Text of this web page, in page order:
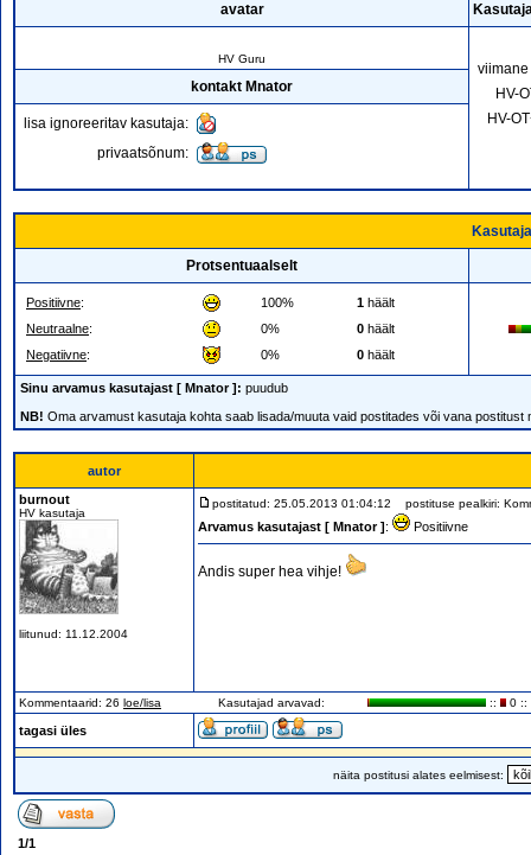
avatar
HV Guru
HV-
HV-
kontakt Mnator
lisa ignoreeritav kasutaja:
privaatsõnum:
Protsentuaalselt
Positiivne: 100% 1 häält
Neutraalne: 0% 0 häält
Negatiivne: 0% 0 häält
Sinu arvamus kasutajast [ Mnator ]: puudub
NB! Oma arvamust kasutaja kohta saab lisada/muuta vaid postitades või vana postitust
autor
burnout
HV kasutaja
liitunud: 11.12.2004
postitatud: 25.05.2013 01:04:12 postituse pealkiri:
Arvamus kasutajast [ Mnator ]: Positiivne
Andis super hea vihje!
Kommentaarid: 26 loe/lisa Kasutajad arvavad: :: 0 ::
tagasi üles
näita postitusi alates eelmisest:
1/1